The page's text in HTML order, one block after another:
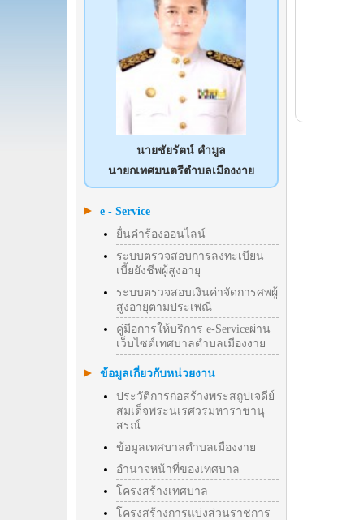
นายชัยรัตน์ คำมูล
นายกเทศมนตรีตำบลเมืองงาย
e - Service
ยื่นคำร้องออนไลน์
ระบบตรวจสอบการลงทะเบียน
เบี้ยยังชีพผู้สูงอายุ
ระบบตรวจสอบเงินค่าจัดการศพผู้
สูงอายุตามประเพณี
คู่มือการให้บริการ e-Serviceผ่าน
เว็บไซต์เทศบาลตำบลเมืองงาย
ข้อมูลเกี่ยวกับหน่วยงาน
ประวัติการก่อสร้างพระสถูปเจดีย์
สมเด็จพระนเรศวรมหาราชานุ
สรณ์
ข้อมูลเทศบาลตำบลเมืองงาย
อำนาจหน้าที่ของเทศบาล
โครงสร้างเทศบาล
โครงสร้างการแบ่งส่วนราชการ